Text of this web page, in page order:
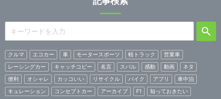
クルマ エコカー 車 モータースポーツ 軽トラック
営業車
レーシングカー
キャッチコピー 名言 スバル 感動 動画
ネタ
便利
オシャレ カッコいい リサイクル バイク アプリ
車中泊
キュレーション
コンセプトカー アーカイブ F1
知っておきたい